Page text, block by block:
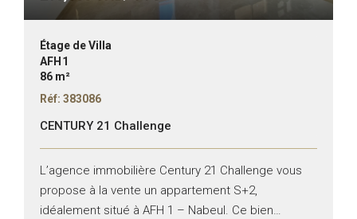
Étage de Villa
AFH1
86 m²
Réf: 383086
CENTURY 21 Challenge
L’agence immobilière Century 21 Challenge vous
propose à la vente un appartement S+2,
idéalement situé à AFH 1 – Nabeul. Ce bien